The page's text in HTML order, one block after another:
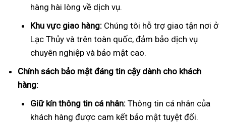
hàng hài lòng về dịch vụ.
Khu vực giao hàng: Chúng tôi hỗ trợ giao tận nơi ở
Lạc Thủy và trên toàn quốc, đảm bảo dịch vụ
chuyên nghiệp và bảo mật cao.
Chính sách bảo mật đáng tin cậy dành cho khách
hàng:
Giữ kín thông tin cá nhân: Thông tin cá nhân của
khách hàng được cam kết bảo mật tuyệt đối.